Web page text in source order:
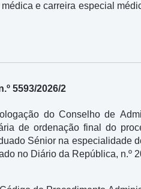
e carreira especial
5593/2026/2
do Conselho de
de ordenação final do
Sénior na especialidade
no Diário da República, n.º